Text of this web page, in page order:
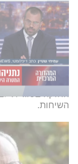
ההצהרה
עקרוני על
צבא לבנון,
באזור.
עם זאת,
הוויכוח המרכזי
בשלב זה הוא
הראשוני. מעבר
החזקה בסוגיית
השיחות.